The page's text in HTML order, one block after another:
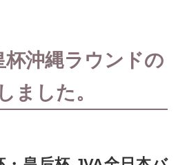
杯沖縄ラウンドの
ました。